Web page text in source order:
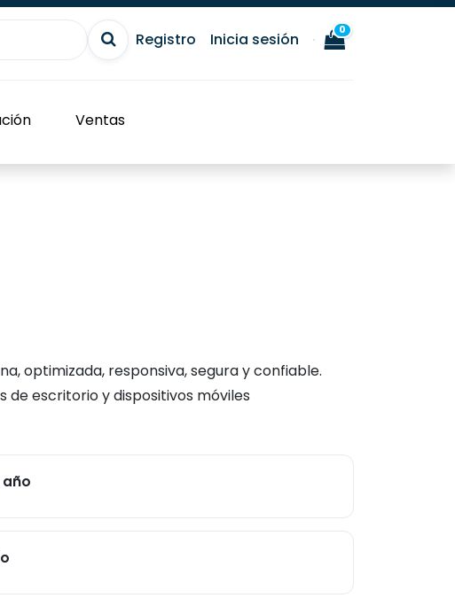
Registro Inicia sesión 0
Ventas
optimizada, responsiva, segura y confiable.
escritorio y dispositivos móviles